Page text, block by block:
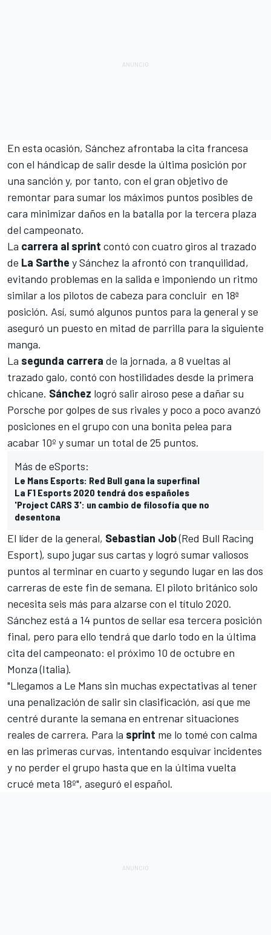
En esta ocasión, Sánchez afrontaba la cita francesa
con el hándicap de salir desde la última posición por
una sanción y, por tanto, con el gran objetivo de
remontar para sumar los máximos puntos posibles de
cara minimizar daños en la batalla por la tercera plaza
del campeonato.
La carrera al sprint contó con cuatro giros al trazado
de La Sarthe y Sánchez la afrontó con tranquilidad,
evitando problemas en la salida e imponiendo un ritmo
similar a los pilotos de cabeza para concluir en 18ª
posición. Así, sumó algunos puntos para la general y se
aseguró un puesto en mitad de parrilla para la siguiente
manga.
La segunda carrera de la jornada, a 8 vueltas al
trazado galo, contó con hostilidades desde la primera
chicane. Sánchez logró salir airoso pese a dañar su
Porsche por golpes de sus rivales y poco a poco avanzó
posiciones en el grupo con una bonita pelea para
acabar 10º y sumar un total de 25 puntos.
Más de eSports:
Le Mans Esports: Red Bull gana la superfinal
La F1 Esports 2020 tendrá dos españoles
'Project CARS 3': un cambio de filosofía que no
desentona
El líder de la general, Sebastian Job(Red Bull Racing
Esport), supo jugar sus cartas y logró sumar valiosos
puntos al terminar en cuarto y segundo lugar en las dos
carreras de este fin de semana. El piloto británico solo
necesita seis más para alzarse con el título 2020.
Sánchez está a 14 puntos de sellar esa tercera posición
final, pero para ello tendrá que darlo todo en la última
cita del campeonato: el próximo 10 de octubre en
Monza (Italia).
"Llegamos a Le Mans sin muchas expectativas al tener
una penalización de salir sin clasificación, así que me
centré durante la semana en entrenar situaciones
reales de carrera. Para la sprint me lo tomé con calma
en las primeras curvas, intentando esquivar incidentes
y no perder el grupo hasta que en la última vuelta
crucé meta 18º", aseguró el español.